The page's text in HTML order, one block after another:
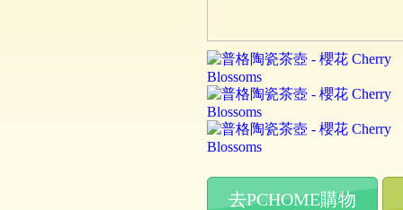
去PCHOME購物